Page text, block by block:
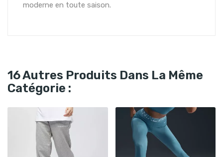
moderne en toute saison.
16 Autres Produits Dans La Même
Catégorie :